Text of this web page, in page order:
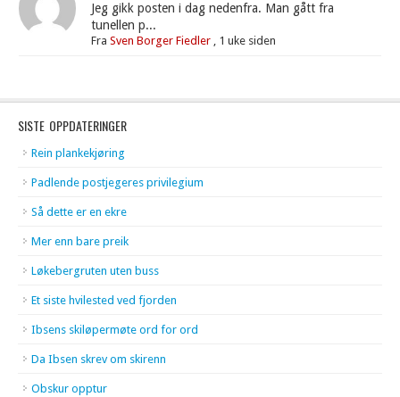
Jeg gikk posten i dag nedenfra. Man gått fra
tunellen p...
FraSven Borger Fiedler , 1 uke siden
SISTE OPPDATERINGER
Rein plankekjøring
Padlende postjegeres privilegium
Så dette er en ekre
Mer enn bare preik
Løkebergruten uten buss
Et siste hvilested ved fjorden
Ibsens skiløpermøte ord for ord
Da Ibsen skrev om skirenn
Obskur opptur